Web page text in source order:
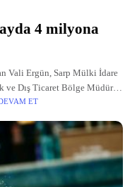
ayda 4 milyona
Vali Ergün, Sarp Mülki İdare
ve Dış Ticaret Bölge Müdürü
aldı. ET